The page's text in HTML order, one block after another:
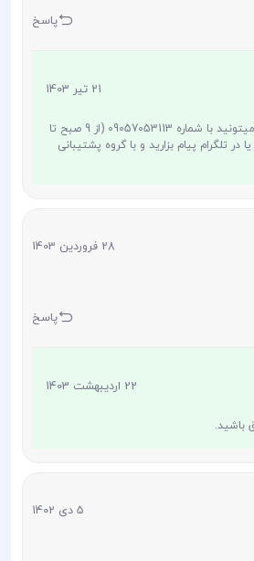
پاسخ
21 تیر 1403
وقت بخیر برای مشاوره میتونید با شماره 09057053113 (از 9 صبح تا
در تلگرام پیام بزارید و با گروه پشتیبانی
28 فروردین 1403
پاسخ
22 اردیبهشت 1403
باشید.
5 دی 1402